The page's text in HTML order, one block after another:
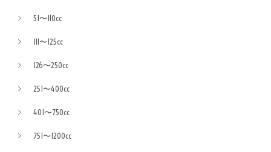
51〜110cc
111〜125cc
126〜250cc
251〜400cc
401〜750cc
751〜1200cc